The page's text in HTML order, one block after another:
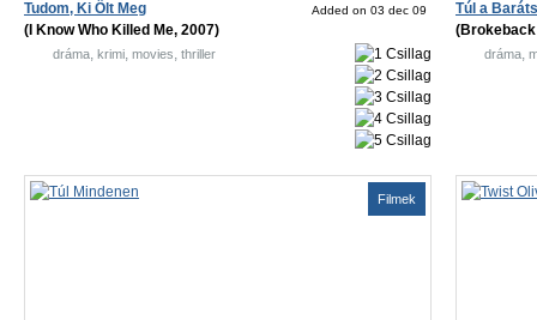
Tudom, Ki Ölt Meg
(I Know Who Killed Me, 2007)
Added on 03 dec 09
dráma, krimi, movies, thriller
Túl a
(Brokeback
dráma,
Filmek